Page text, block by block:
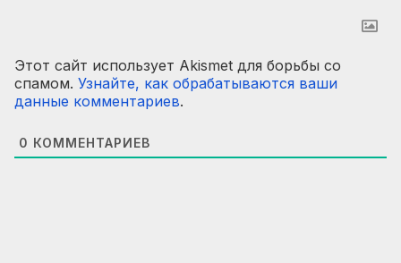
Этот сайт использует Akismet для борьбы со
спамом. Узнайте, как обрабатываются ваши
данные комментариев.
0 КОММЕНТАРИЕВ